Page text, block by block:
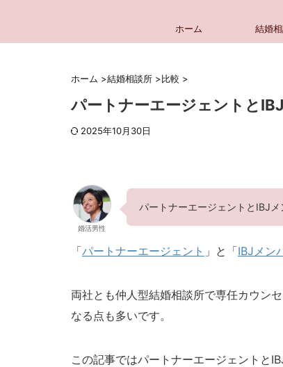
ホーム 結婚
ホーム >結婚相談所 >比較 >
パートナーエージェントと
2025年10月30日
婚活男性
パートナーエージェントとIBJ
「パートナーエージェント 」と「IBJメン
両社とも仲人型結婚相談所で専任カウン
なる点も多いです。
この記事ではパートナーエージェントと